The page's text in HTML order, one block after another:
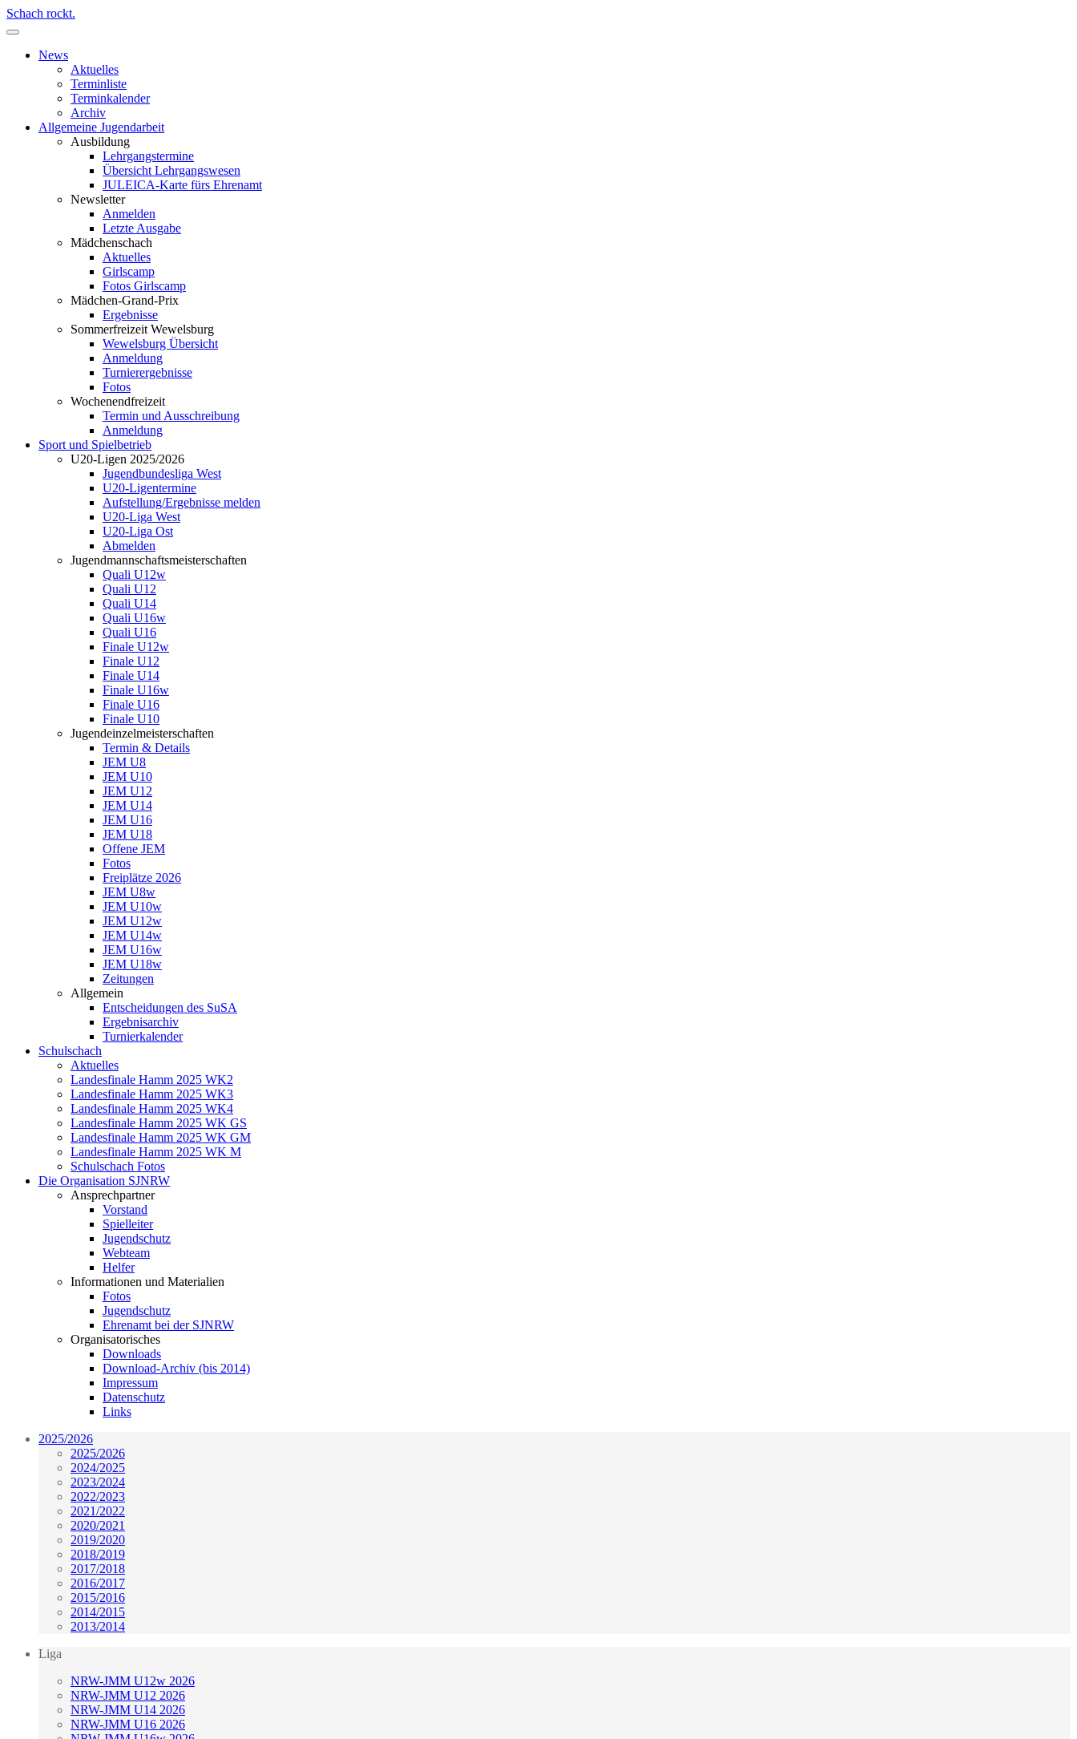
Schach rockt.
News
Aktuelles
Terminliste
Terminkalender
Archiv
Allgemeine Jugendarbeit
Ausbildung
Lehrgangstermine
Übersicht Lehrgangswesen
JULEICA-Karte fürs Ehrenamt
Newsletter
Anmelden
Letzte Ausgabe
Mädchenschach
Aktuelles
Girlscamp
Fotos Girlscamp
Mädchen-Grand-Prix
Ergebnisse
Sommerfreizeit Wewelsburg
Wewelsburg Übersicht
Anmeldung
Turnierergebnisse
Fotos
Wochenendfreizeit
Termin und Ausschreibung
Anmeldung
Sport und Spielbetrieb
U20-Ligen 2025/2026
Jugendbundesliga West
U20-Ligentermine
Aufstellung/Ergebnisse melden
U20-Liga West
U20-Liga Ost
Abmelden
Jugendmannschaftsmeisterschaften
Quali U12w
Quali U12
Quali U14
Quali U16w
Quali U16
Finale U12w
Finale U12
Finale U14
Finale U16w
Finale U16
Finale U10
Jugendeinzelmeisterschaften
Termin & Details
JEM U8
JEM U10
JEM U12
JEM U14
JEM U16
JEM U18
Offene JEM
Fotos
Freiplätze 2026
JEM U8w
JEM U10w
JEM U12w
JEM U14w
JEM U16w
JEM U18w
Zeitungen
Allgemein
Entscheidungen des SuSA
Ergebnisarchiv
Turnierkalender
Schulschach
Aktuelles
Landesfinale Hamm 2025 WK2
Landesfinale Hamm 2025 WK3
Landesfinale Hamm 2025 WK4
Landesfinale Hamm 2025 WK GS
Landesfinale Hamm 2025 WK GM
Landesfinale Hamm 2025 WK M
Schulschach Fotos
Die Organisation SJNRW
Ansprechpartner
Vorstand
Spielleiter
Jugendschutz
Webteam
Helfer
Informationen und Materialien
Fotos
Jugendschutz
Ehrenamt bei der SJNRW
Organisatorisches
Downloads
Download-Archiv (bis 2014)
Impressum
Datenschutz
Links
2025/2026
2025/2026
2024/2025
2023/2024
2022/2023
2021/2022
2020/2021
2019/2020
2018/2019
2017/2018
2016/2017
2015/2016
2014/2015
2013/2014
Liga
NRW-JMM U12w 2026
NRW-JMM U12 2026
NRW-JMM U14 2026
NRW-JMM U16 2026